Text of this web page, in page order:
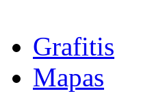
Grafitis
Mapas